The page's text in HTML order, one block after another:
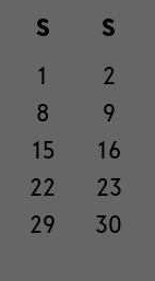
S
S
1
2
8
9
15
16
22
23
29
30